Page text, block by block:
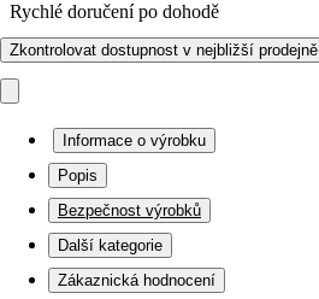
Rychlé doručení po dohodě
Zkontrolovat dostupnost v nejbližší prodejně
Informace o výrobku
Popis
Bezpečnost výrobků
Další kategorie
Zákaznická hodnocení